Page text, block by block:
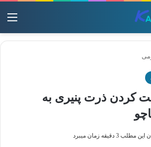
کردن ذرت پنیری به
مطلب 3 دقیقه زمان میبرد